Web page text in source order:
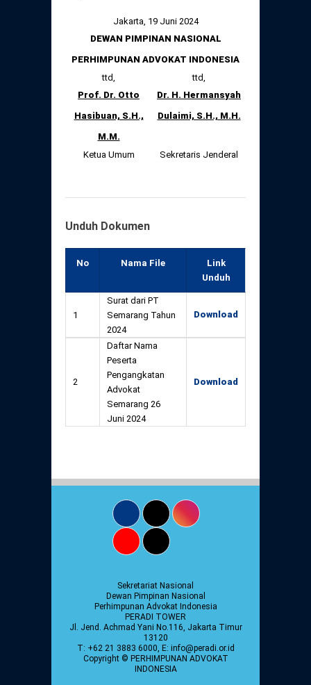
Jakarta, 19 Juni 2024
DEWAN PIMPINAN NASIONAL
PERHIMPUNAN ADVOKAT INDONESIA
ttd,
ttd,
Prof. Dr. Otto
Hasibuan, S.H.,
M.M.
Dr. H. Hermansyah
Dulaimi, S.H., M.H.
Ketua Umum Sekretaris Jenderal
Unduh Dokumen
No Nama File
Link
Unduh
1
Surat dari PT
Semarang Tahun
2024
Download
2
Daftar Nama
Peserta
Pengangkatan
Advokat
Semarang 26
Juni 2024
Download
Sekretariat Nasional
Dewan Pimpinan Nasional
Perhimpunan Advokat Indonesia
PERADI TOWER
Jl. Jend. Achmad Yani No.116, Jakarta Timur
13120
T: +62 21 3883 6000, E: info@peradi.or.id
Copyright © PERHIMPUNAN ADVOKAT
INDONESIA